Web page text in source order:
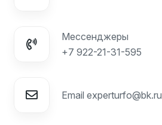
Мессенджеры
+7 922-21-31-595
Email experturfo@bk.ru